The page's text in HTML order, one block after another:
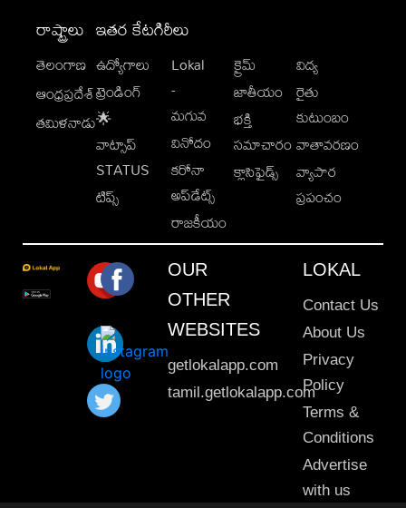
రాష్ట్రాలు
తెలంగాణ
ఆంధ్రప్రదేశ్
తమిళనాడు
ఇతర కేటగిరీలు
ఉద్యోగాలు
ట్రెండింగ్
🌟
వాట్సాప్
STATUS
టిప్స్
Lokal
-
మగువ
వినోదం
కరోనా
అప్‌డేట్స్
రాజకీయం
క్రైమ్
జాతీయం
భక్తి
సమాచారం
క్లాసిఫైడ్స్
విద్య
రైతు
కుటుంబం
వాతావరణం
వ్యాపార
ప్రపంచం
OUR
OTHER
WEBSITES
getlokalapp.com
tamil.getlokalapp.com
LOKAL
Contact Us
About Us
Privacy
Policy
Terms &
Conditions
Advertise
with us